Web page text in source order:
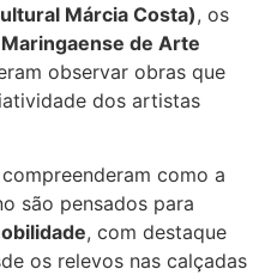
Márcia Costa), os
Maringaense de Arte
observar obras que
dos artistas
compreenderam como a
são pensados para
, com destaque
os relevos nas calçadas